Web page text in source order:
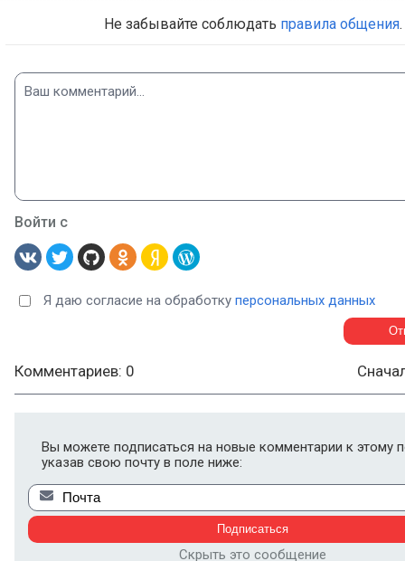
Не забывайте соблюдать правила общения.
Войти с
Я даю согласие на обработку персональных данных
Комментариев: 0
Вы можете подписаться на новые комментарии к этому
указав свою почту в поле ниже:
Скрыть это сообщение